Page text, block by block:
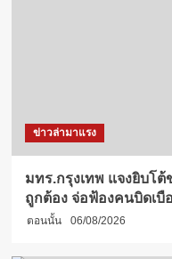
ข่าวล่ามาแรง
มทร.กรุงเทพ แจงยิบโต้
ถูกต้อง จ่อฟ้องคนบิดเบื
ตอนนั้น 06/08/2026